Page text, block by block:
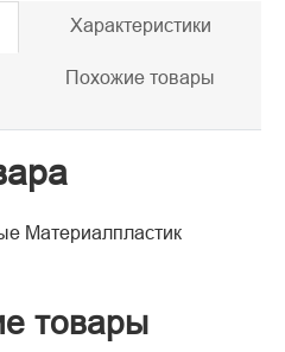
Характеристики
Похожие товары
Материалпластик
товары